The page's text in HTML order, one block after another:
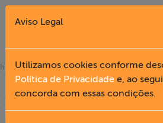
Fechar X
English
home»notícias
Aviso Legal
Utilizamos cookies conforme
Política de Privacidade e, ao
concorda com essas condições.